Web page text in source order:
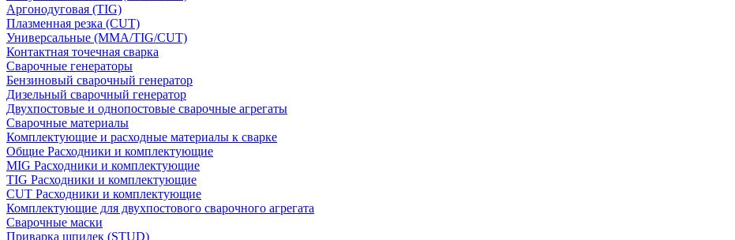
Аргонодуговая (TIG)
Плазменная резка (CUT)
Универсальные (MMA/TIG/CUT)
Контактная точечная сварка
Сварочные генераторы
Бензиновый сварочный генератор
Дизельный сварочный генератор
Двухпостовые и однопостовые сварочные агрегаты
Сварочные материалы
Комплектующие и расходные материалы к сварке
Общие Расходники и комплектующие
MIG Расходники и комплектующие
TIG Расходники и комплектующие
CUT Расходники и комплектующие
Комплектующие для двухпостового сварочного агрегата
Сварочные маски
Приварка шпилек (STUD)